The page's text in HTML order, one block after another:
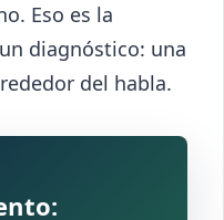
Eso es la
diagnóstico: una
del habla.